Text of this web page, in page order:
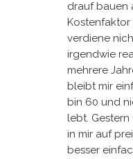
drauf bauen
Kostenfaktor
verdiene
irgendwie
mehrere
bleibt mir
bin 60 und
lebt.
in mir auf
besser